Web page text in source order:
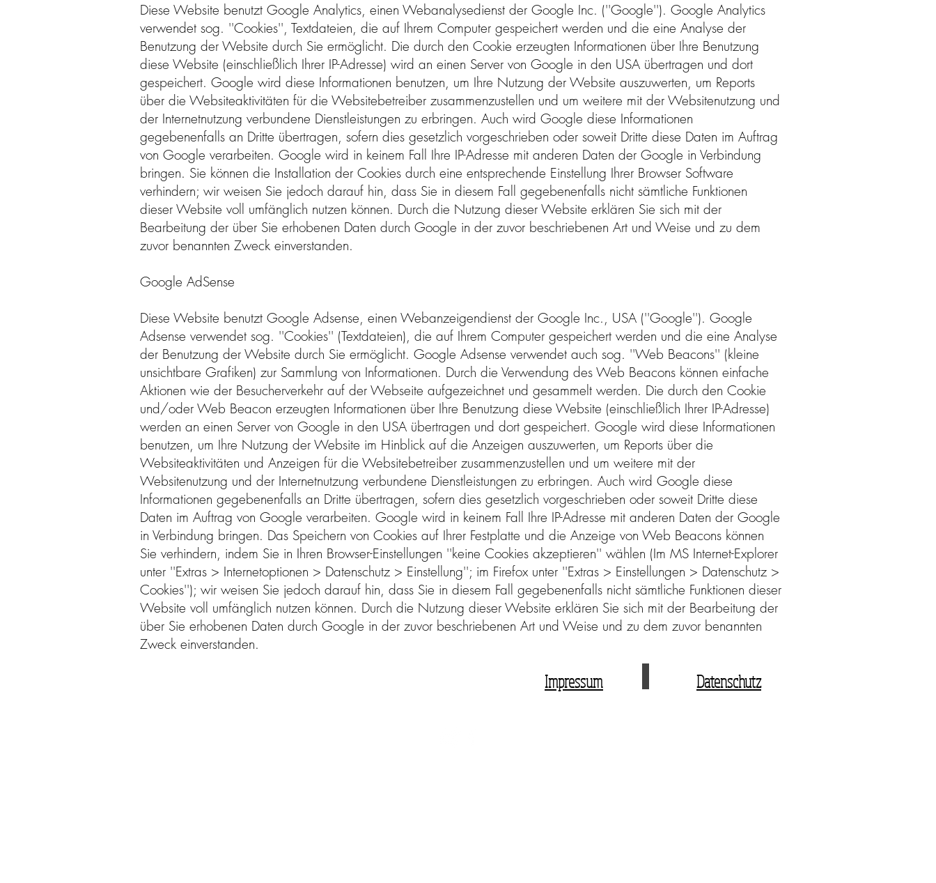
Diese Website benutzt Google Analytics, einen Webanalysedienst der Google Inc. (''Google''). Google Analytics
verwendet sog. ''Cookies'', Textdateien, die auf Ihrem Computer gespeichert werden und die eine Analyse der
Benutzung der Website durch Sie ermöglicht. Die durch den Cookie erzeugten Informationen über Ihre Benutzung
diese Website (einschließlich Ihrer IP-Adresse) wird an einen Server von Google in den USA übertragen und dort
gespeichert. Google wird diese Informationen benutzen, um Ihre Nutzung der Website auszuwerten, um Reports
über die Websiteaktivitäten für die Websitebetreiber zusammenzustellen und um weitere mit der Websitenutzung und
der Internetnutzung verbundene Dienstleistungen zu erbringen. Auch wird Google diese Informationen
gegebenenfalls an Dritte übertragen, sofern dies gesetzlich vorgeschrieben oder soweit Dritte diese Daten im Auftrag
von Google verarbeiten. Google wird in keinem Fall Ihre IP-Adresse mit anderen Daten der Google in Verbindung
bringen. Sie können die Installation der Cookies durch eine entsprechende Einstellung Ihrer Browser Software
verhindern; wir weisen Sie jedoch darauf hin, dass Sie in diesem Fall gegebenenfalls nicht sämtliche Funktionen
dieser Website voll umfänglich nutzen können. Durch die Nutzung dieser Website erklären Sie sich mit der
Bearbeitung der über Sie erhobenen Daten durch Google in der zuvor beschriebenen Art und Weise und zu dem
zuvor benannten Zweck einverstanden.
Google AdSense
Diese Website benutzt Google Adsense, einen Webanzeigendienst der Google Inc., USA (''Google''). Google
Adsense verwendet sog. ''Cookies'' (Textdateien), die auf Ihrem Computer gespeichert werden und die eine Analyse
der Benutzung der Website durch Sie ermöglicht. Google Adsense verwendet auch sog. ''Web Beacons'' (kleine
unsichtbare Grafiken) zur Sammlung von Informationen. Durch die Verwendung des Web Beacons können einfache
Aktionen wie der Besucherverkehr auf der Webseite aufgezeichnet und gesammelt werden. Die durch den Cookie
und/oder Web Beacon erzeugten Informationen über Ihre Benutzung diese Website (einschließlich Ihrer IP-Adresse)
werden an einen Server von Google in den USA übertragen und dort gespeichert. Google wird diese Informationen
benutzen, um Ihre Nutzung der Website im Hinblick auf die Anzeigen auszuwerten, um Reports über die
Websiteaktivitäten und Anzeigen für die Websitebetreiber zusammenzustellen und um weitere mit der
Websitenutzung und der Internetnutzung verbundene Dienstleistungen zu erbringen. Auch wird Google diese
Informationen gegebenenfalls an Dritte übertragen, sofern dies gesetzlich vorgeschrieben oder soweit Dritte diese
Daten im Auftrag von Google verarbeiten. Google wird in keinem Fall Ihre IP-Adresse mit anderen Daten der Google
in Verbindung bringen. Das Speichern von Cookies auf Ihrer Festplatte und die Anzeige von Web Beacons können
Sie verhindern, indem Sie in Ihren Browser-Einstellungen ''keine Cookies akzeptieren'' wählen (Im MS Internet-Explorer
unter ''Extras > Internetoptionen > Datenschutz > Einstellung''; im Firefox unter ''Extras > Einstellungen > Datenschutz >
Cookies''); wir weisen Sie jedoch darauf hin, dass Sie in diesem Fall gegebenenfalls nicht sämtliche Funktionen dieser
Website voll umfänglich nutzen können. Durch die Nutzung dieser Website erklären Sie sich mit der Bearbeitung der
über Sie erhobenen Daten durch Google in der zuvor beschriebenen Art und Weise und zu dem zuvor benannten
Zweck einverstanden.
Impressum Datenschutz